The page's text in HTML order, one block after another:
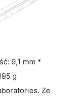
9,1 mm *
g
Ze